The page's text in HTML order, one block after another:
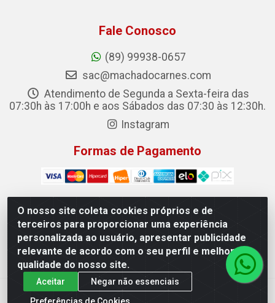
O nosso site coleta cookies próprios e de
terceiros para proporcionar uma experiência
personalizada ao usuário, apresentar publicidade
relevante de acordo com o seu perfil e melhorar a
qualidade do nosso site.
Aceitar
Negar não essenciais
Preferências de Cookies
Fale Conosco
(89) 99938-0657
sac@machadocarnes.com
Atendimento de Segunda a Sexta-feira das
07:30h às 17:00h e aos Sábados das 07:30 às 12:30h.
Instagram
Formas de Pagamento
Machado Carnes Distribuidora de Alimentos LTDA -
Logradouro: Avenida Candido Aleixo, 148 - Centro - Oeiras/PI
- CEP 64.500-000 - 31.391.008/0001-50